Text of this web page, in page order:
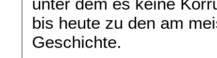
bis heute zu den am
Geschichte.